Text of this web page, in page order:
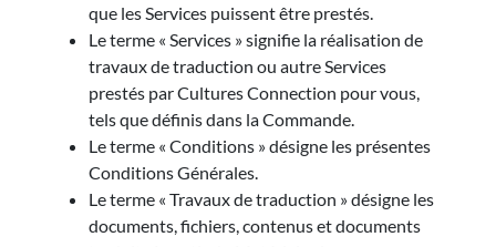
que les Services puissent être prestés.
Le terme « Services » signifie la réalisation de
travaux de traduction ou autre Services
prestés par Cultures Connection pour vous,
tels que définis dans la Commande.
Le terme « Conditions » désigne les présentes
Conditions Générales.
Le terme « Travaux de traduction » désigne les
documents, fichiers, contenus et documents